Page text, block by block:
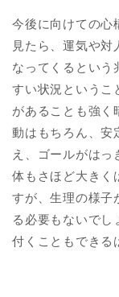
今後に向けての心
見たら、運気や対
なってくるという
すい状況というこ
があることも強く
動はもちろん、安
え、ゴールがはっ
体もさほど大きく
すが、生理の様子
る必要もないでし
付くこともできる